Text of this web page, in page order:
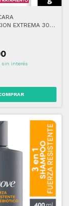
EXTREMA 300
sin interés